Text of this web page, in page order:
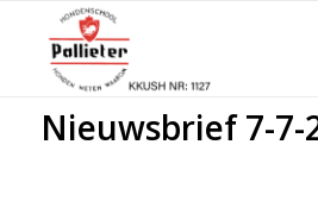
Nieuwsbrief 7-7-